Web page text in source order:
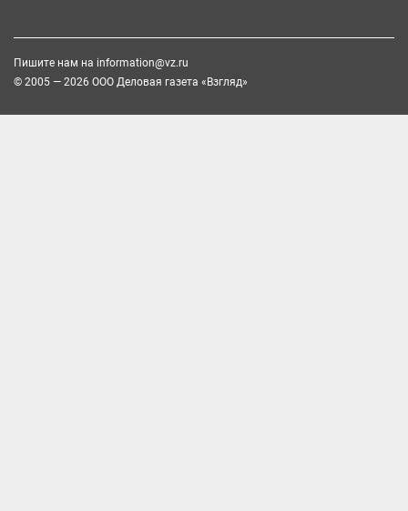
Пишите нам на information@vz.ru
© 2005 — 2026 ООО Деловая газета «Взгляд»